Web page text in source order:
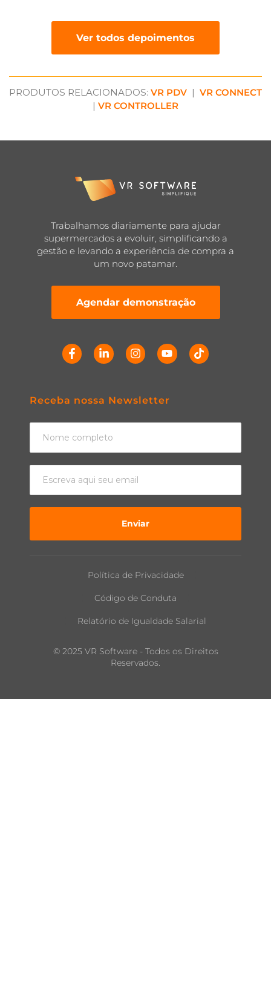
Ver todos depoimentos
PRODUTOS RELACIONADOS: VR PDV | VR CONNECT
| VR CONTROLLER
Trabalhamos diariamente para ajudar
supermercados a evoluir, simplificando a
gestão e levando a experiência de compra a
um novo patamar.
Agendar demonstração
Receba nossa Newsletter
Enviar
Política de Privacidade
Código de Conduta
Relatório de Igualdade Salarial
© 2025 VR Software - Todos os Direitos
Reservados.